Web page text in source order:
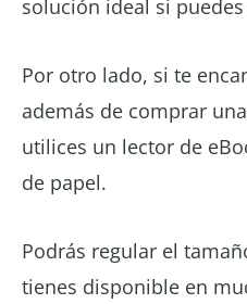
solución ideal si
Por otro lado, si te
además de comprar
utilices un lector de
de papel.
Podrás regular el
tienes disponible en